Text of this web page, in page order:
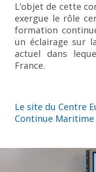
L’objet de cette
exergue le rôle
formation
un éclairage sur
actuel dans
France.
Le site du Centre
Continue Maritime